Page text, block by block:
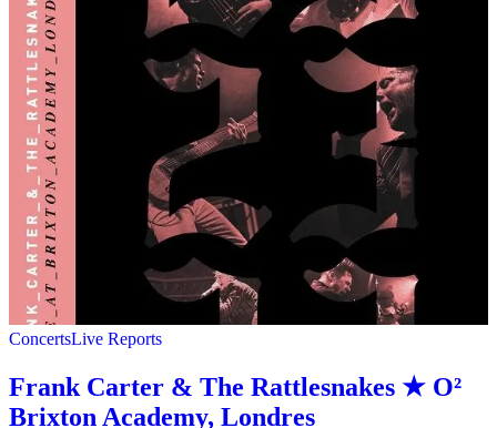
ConcertsLive Reports
Frank Carter & The Rattlesnakes ★ O²
Brixton Academy, Londres